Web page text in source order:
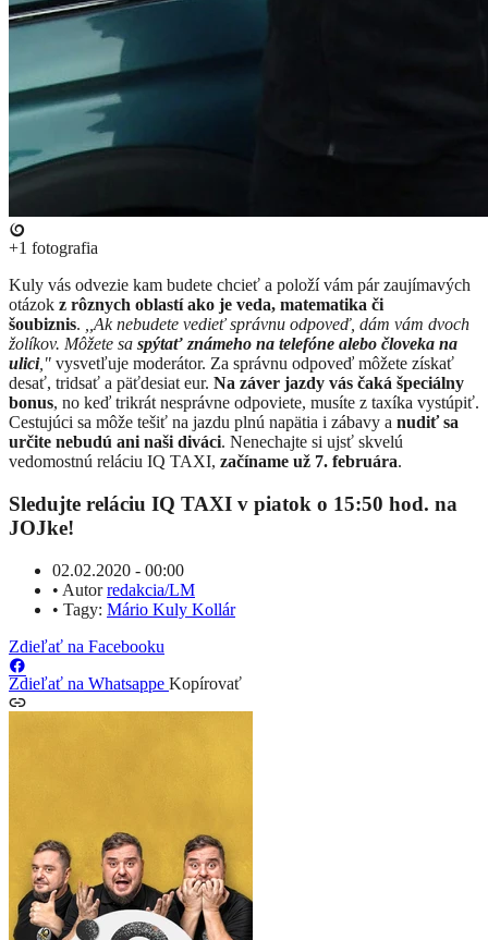
+1 fotografia
​Kuly vás odvezie kam budete chcieť a položí vám pár zaujímavých
otázok z rôznych oblastí ako je veda, matematika či
šoubiznis.
,,Ak nebudete vedieť správnu odpoveď, dám vám dvoch
žolíkov. Môžete sa spýtať známeho na telefóne alebo človeka na
ulici," vysvetľuje moderátor. Za správnu odpoveď môžete získať
desať, tridsať a päťdesiat eur. Na záver jazdy vás čaká špeciálny
bonus, no keď trikrát nesprávne odpoviete, musíte z taxíka vystúpiť.
Cestujúci sa môže tešiť na jazdu plnú napätia i zábavy a nudiť sa
určite nebudú ani naši diváci. Nenechajte si ujsť skvelú
vedomostnú reláciu IQ TAXI, začíname už 7. februára.
Sledujte reláciu IQ TAXI v piatok o 15:50 hod. na
JOJke!
02.02.2020 - 00:00
• Autorredakcia/LM
• Tagy: Mário Kuly Kollár
Zdieľať na Facebooku
Zdieľať na Whatsappe Kopírovať